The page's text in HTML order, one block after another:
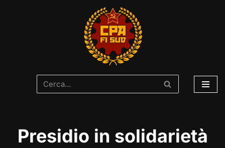
Presidio in solidarietà